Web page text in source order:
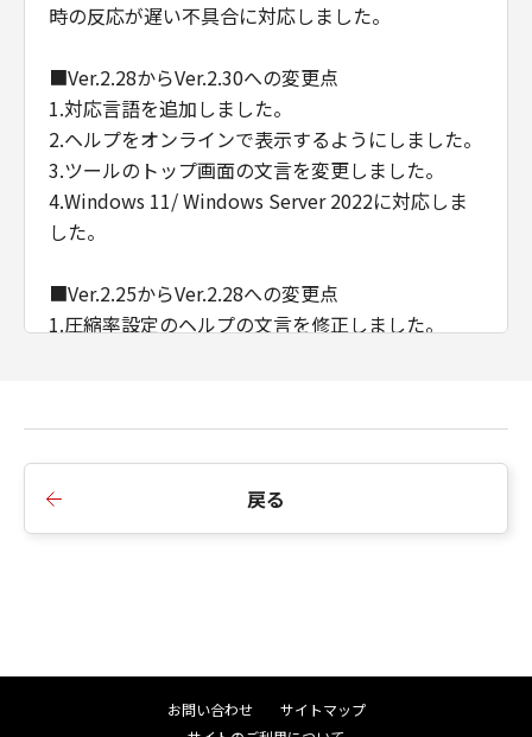
時の反応が遅い不具合に対応しました。
■Ver.2.28からVer.2.30への変更点
1.対応言語を追加しました。
2.ヘルプをオンラインで表示するようにしました。
3.ツールのトップ画面の文言を変更しました。
4.Windows 11/ Windows Server 2022に対応しま
した。
■Ver.2.25からVer.2.28への変更点
1.圧縮率設定のヘルプの文言を修正しました。
2.Windows Vistaを非サポートとしました。
1.Windows 10/ Windows Server 2016に対応しま
戻る
お問い合わせ
サイトマップ